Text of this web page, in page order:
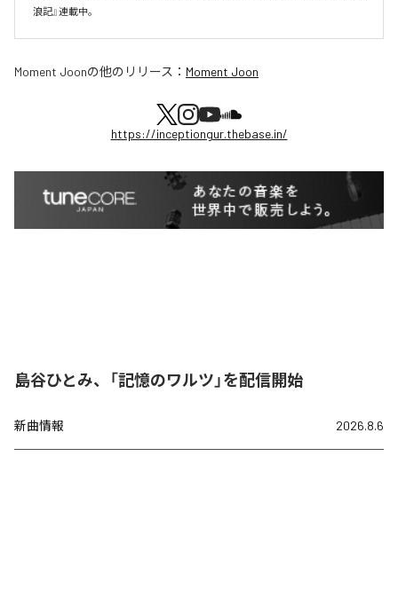
浪記』連載中。
Moment Joonの他のリリース： Moment Joon
https://inceptiongur.thebase.in/
島谷ひとみ、「記憶のワルツ」を配信開始
新曲情報 2026.8.6